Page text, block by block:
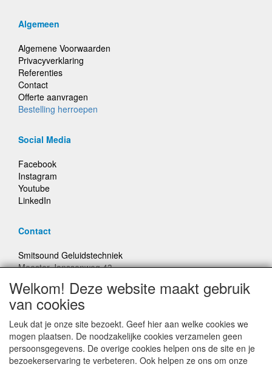
Algemeen
Algemene Voorwaarden
Privacyverklaring
Referenties
Contact
Offerte aanvragen
Bestelling herroepen
Social Media
Facebook
Instagram
Youtube
LinkedIn
Contact
Smitsound Geluidstechniek
Meester Janssenweg 43
E-mail: info@smitsound.nl
Telefoon: +31-(0)6-22256322
Bestellingen binnen Nederland, ongeacht gewicht, verstuurd
voor € 6,95
Welkom! Deze website maakt gebruik
van cookies
Leuk dat je onze site bezoekt. Geef hier aan welke cookies we
mogen plaatsen. De noodzakelijke cookies verzamelen geen
persoonsgegevens. De overige cookies helpen ons de site en je
bezoekerservaring te verbeteren. Ook helpen ze ons om onze